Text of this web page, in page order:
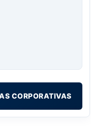
CORPORATIVAS